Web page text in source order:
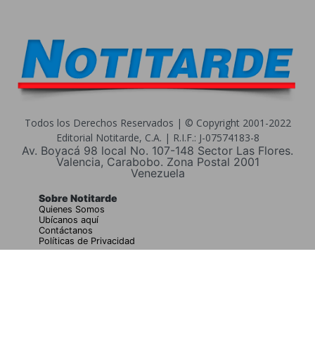
Todos los Derechos Reservados | © Copyright 2001-2022
Editorial Notitarde, C.A. | R.I.F.: J-07574183-8
Av. Boyacá 98 local No. 107-148 Sector Las Flores.
Valencia, Carabobo. Zona Postal 2001
Venezuela
Sobre Notitarde
Quienes Somos
Ubícanos aquí
Contáctanos
Políticas de Privacidad